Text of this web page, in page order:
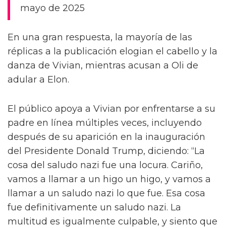
mayo de 2025
En una gran respuesta, la mayoría de las
réplicas a la publicación elogian el cabello y la
danza de Vivian, mientras acusan a Oli de
adular a Elon.
El público apoya a Vivian por enfrentarse a su
padre en línea múltiples veces, incluyendo
después de su aparición en la inauguración
del Presidente Donald Trump, diciendo: “La
cosa del saludo nazi fue una locura. Cariño,
vamos a llamar a un higo un higo, y vamos a
llamar a un saludo nazi lo que fue. Esa cosa
fue definitivamente un saludo nazi. La
multitud es igualmente culpable, y siento que